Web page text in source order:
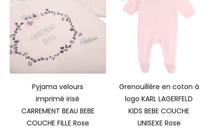
Pyjama velours
imprimé irisé
CARREMENT BEAU BEBE
COUCHE FILLE Rose
Grenouillère en coton à
logo KARL LAGERFELD
KIDS BEBE COUCHE
UNISEXE Rose